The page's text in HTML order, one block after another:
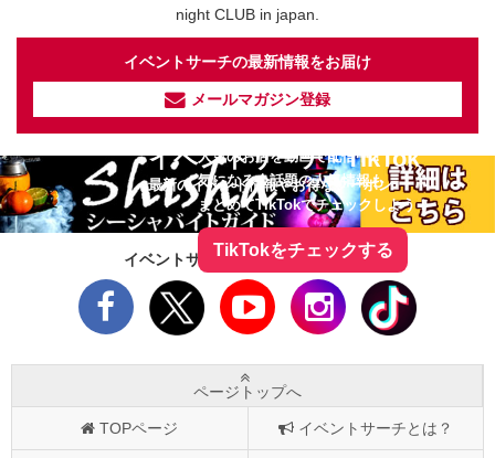
night CLUB in japan.
イベントサーチの最新情報をお届け
メールマガジン登録
イベントサーチ - TikTok
最新のイベント情報やお得なクーポン
人気のお店を動画で配信中！
気になる今話題の人気情報も
まとめてTikTokでチェックしよう！
TikTokをチェックする
イベントサーチをフォローしよう！
ページトップへ
TOPページ イベントサーチとは？